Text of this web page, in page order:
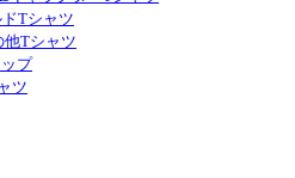
Tシャツ
他Tシャツ
プ
ツ